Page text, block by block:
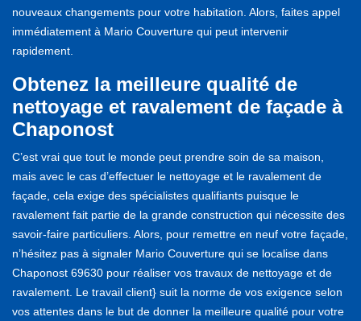
nouveaux changements pour votre habitation. Alors, faites appel
immédiatement à Mario Couverture qui peut intervenir
rapidement.
Obtenez la meilleure qualité de
nettoyage et ravalement de façade à
Chaponost
C’est vrai que tout le monde peut prendre soin de sa maison,
mais avec le cas d’effectuer le nettoyage et le ravalement de
façade, cela exige des spécialistes qualifiants puisque le
ravalement fait partie de la grande construction qui nécessite des
savoir-faire particuliers. Alors, pour remettre en neuf votre façade,
n’hésitez pas à signaler Mario Couverture qui se localise dans
Chaponost 69630 pour réaliser vos travaux de nettoyage et de
ravalement. Le travail client} suit la norme de vos exigence selon
vos attentes dans le but de donner la meilleure qualité pour votre